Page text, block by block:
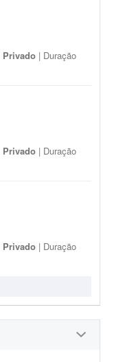
Privado | Duração
Privado | Duração
Privado | Duração